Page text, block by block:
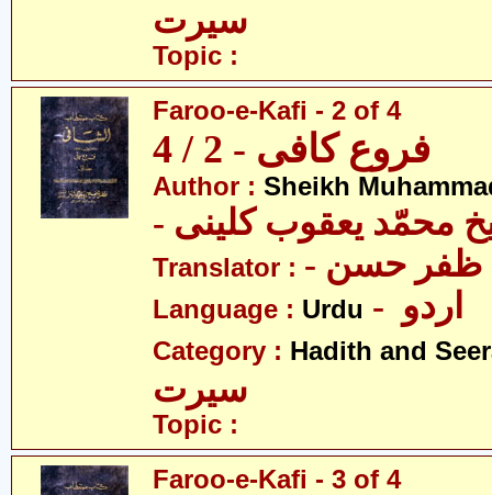
سیرت
Topic :
Faroo-e-Kafi - 2 of 4
فروع کافی - 2 / 4
Author : Sheikh
محمّد یعقوب کلینی
Translator : ظفر حسن
Language : Urdu
Category : Hadith and
سیرت
Topic :
Faroo-e-Kafi - 3 of 4